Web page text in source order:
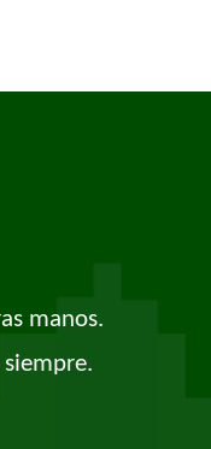
manos.